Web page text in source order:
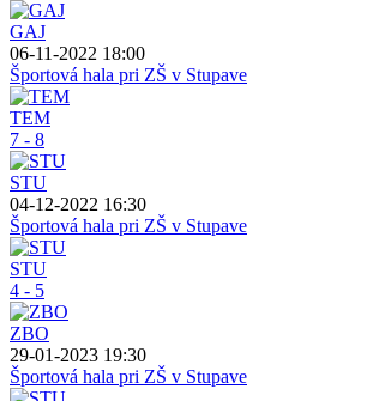
GAJ
06-11-2022 18:00
Športová hala pri ZŠ v Stupave
TEM
7 - 8
STU
04-12-2022 16:30
Športová hala pri ZŠ v Stupave
STU
4 - 5
ZBO
29-01-2023 19:30
Športová hala pri ZŠ v Stupave